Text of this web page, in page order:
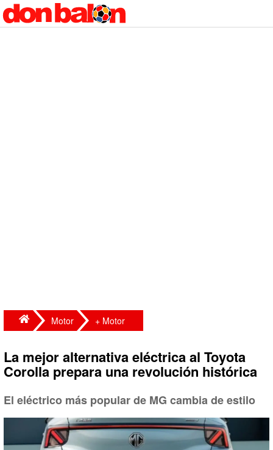
Motor + Motor
La mejor alternativa eléctrica al Toyota
Corolla prepara una revolución histórica
El eléctrico más popular de MG cambia de estilo